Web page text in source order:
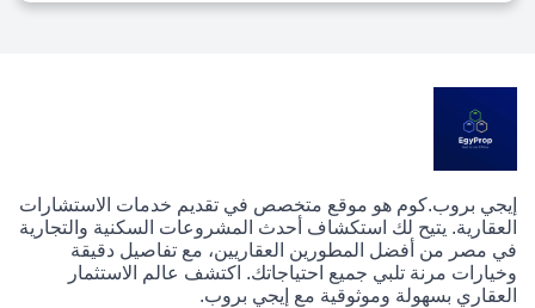
إيجي بروب.كوم هو موقع متخصص في تقديم خدمات الاستشارات
العقارية. يتيح لك استكشاف أحدث المشروعات السكنية والتجارية
في مصر من أفضل المطورين العقاريين، مع تفاصيل دقيقة
وخيارات مرنة تلبي جميع احتياجاتك. اكتشف عالم الاستثمار
العقاري بسهولة وموثوقية مع إيجي بروب.